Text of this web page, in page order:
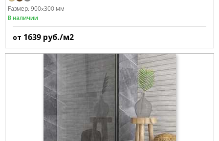
Размер: 900x300 мм
В наличии
от 1639 руб./м2